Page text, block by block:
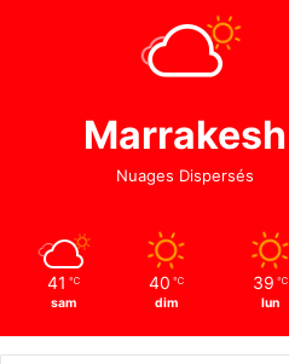
Marrakesh
Nuages Dispersés
41 ℃
sam
40 ℃
dim
39 ℃
lun